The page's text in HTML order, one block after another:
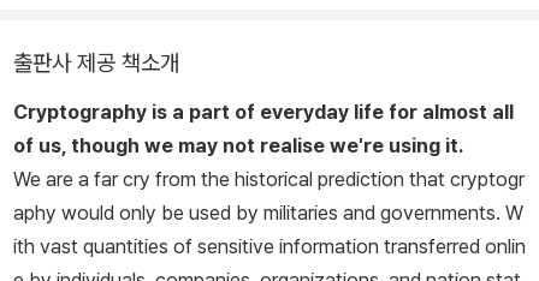
출판사 제공 책소개
Cryptography is a part of everyday life for almost all
of us, though we may not realise we're using it.
We are a far cry from the historical prediction that cryptogr
aphy would only be used by militaries and governments. W
ith vast quantities of sensitive information transferred onlin